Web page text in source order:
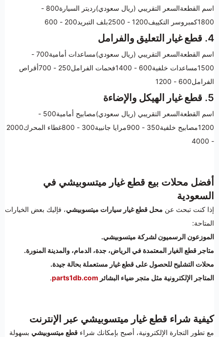
اسم القطعةالسعر التقريبي (ريال سعودي)رديتر السيارة800 -
1800كمبروسر التكييف1200 - 2500بلف التبريد200 - 600
4. قطع غيار التعليق والفرامل
اسم القطعةالسعر التقريبي (ريال سعودي)مساعدات أمامية700 -
1500مساعدات خلفية600 - 1400فحمات الفرامل250 - 700أقراص
الفرامل600 - 1200
5. قطع غيار الهيكل والإضاءة
اسم القطعةالسعر التقريبي (ريال سعودي)مصابيح أمامية500 -
1200مصابيح خلفية350 - 900مرايا جانبية300 - 800غطاء المحرك2000
- 4000
أفضل محلات بيع قطع غيار ميتسوبيشي في
السعودية
إذا كنت تبحث عن محل قطع غيار سيارات ميتسوبيشي، فإليك بعض الخيارات
المتاحة:
الموزعون الرسميون لشركة ميتسوبيشي.
متاجر قطع الغيار المعتمدة في الرياض، جدة، الدمام، والمدينة المنورة.
محلات التشليح للحصول على قطع غيار مستعملة بحالة جيدة.
المتاجر الإلكترونية مثل متجر ضياء البشائر parts1db.com
.
كيفية شراء قطع غيار ميتسوبيشي عبر الإنترنت
مع تطور التجارة الإلكترونية، أصبح بإمكانك شراء قطع ميتسوبيشي بسهولة